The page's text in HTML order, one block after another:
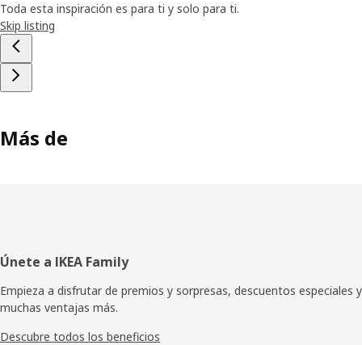
Toda esta inspiración es para ti y solo para ti.
Skip listing
Más de
Pie
de
página
Únete a IKEA Family
Empieza a disfrutar de premios y sorpresas, descuentos especiales y
muchas ventajas más.
Descubre todos los beneficios